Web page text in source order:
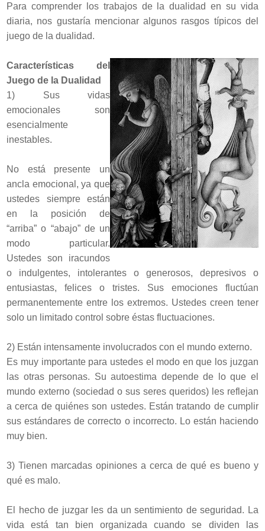
Para comprender los trabajos de la dualidad en su vida
diaria, nos gustaría mencionar algunos rasgos típicos del
juego de la dualidad.
Características del
Juego de la Dualidad
1) Sus vidas
emocionales son
esencialmente
inestables.
No está presente un
ancla emocional, ya que
ustedes siempre están
en la posición de
“arriba” o “abajo” de un
modo particular.
Ustedes son iracundos
o indulgentes, intolerantes o generosos, depresivos o
entusiastas, felices o tristes. Sus emociones fluctúan
permanentemente entre los extremos. Ustedes creen tener
solo un limitado control sobre éstas fluctuaciones.
2) Están intensamente involucrados con el mundo externo.
Es muy importante para ustedes el modo en que los juzgan
las otras personas. Su autoestima depende de lo que el
mundo externo (sociedad o sus seres queridos) les reflejan
a cerca de quiénes son ustedes. Están tratando de cumplir
sus estándares de correcto o incorrecto. Lo están haciendo
muy bien.
3) Tienen marcadas opiniones a cerca de qué es bueno y
qué es malo.
El hecho de juzgar les da un sentimiento de seguridad. La
vida está tan bien organizada cuando se dividen las